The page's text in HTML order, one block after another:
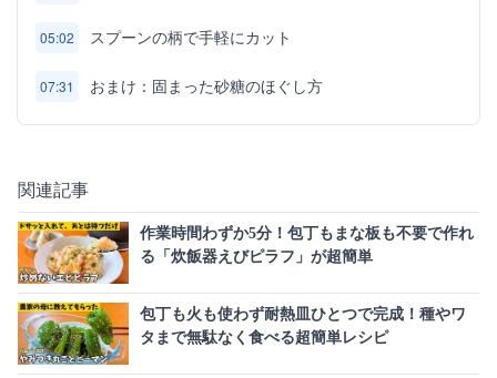
05:02 スプーンの柄で手軽にカット
07:31 おまけ：固まった砂糖のほぐし方
関連記事
作業時間わずか5分！包丁もまな板も不要で作れ
る「炊飯器えびピラフ」が超簡単
包丁も火も使わず耐熱皿ひとつで完成！種やワ
タまで無駄なく食べる超簡単レシピ